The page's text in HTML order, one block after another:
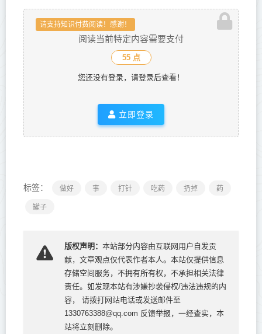
请支持知识付费阅读！感谢！
阅读当前特定内容需要支付
55 点
您还没有登录，请登录后查看！
立即登录
标签： 做好 事 打针 吃药 扔掉
药
罐子
版权声明： 本站部分内容由互联网用户自发贡
献，文章观点仅代表作者本人。本站仅提供信息
存储空间服务，不拥有所有权，不承担相关法律
责任。如发现本站有涉嫌抄袭侵权/违法违规的内
容， 请拨打网站电话或发送邮件至
1330763388@qq.com 反馈举报，一经查实，本
站将立刻删除。